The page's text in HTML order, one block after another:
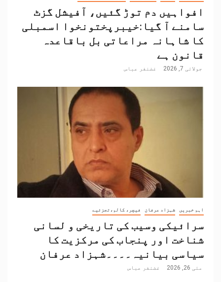
افواہیں دم توڑ گئیں، آفیشل گزٹ
سامنے آ گیا:خیبرپختونخوا اسمبلی
کا شاہانہ مراعاتی بل باقاعدہ
قانون ہے
جولائی 7, 2026 غضنفر عباس
اہم خبریں شہزاد عرفان فیچر، کالم،تجزئیے
سرائیکی وسیب کی تاریخی و لسانی
شناخت اور پنجاب کی مرکزیت کا
سیاسی بیانیہ۔۔۔۔شہزاد عرفان
مئی 26, 2026 غضنفر عباس